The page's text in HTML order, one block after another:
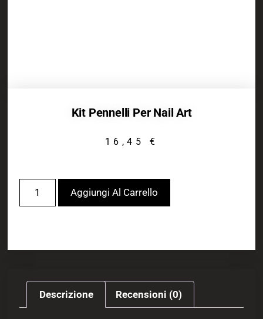
Kit Pennelli Per Nail Art
16,45 €
Aggiungi Al Carrello
Descrizione Recensioni (0)